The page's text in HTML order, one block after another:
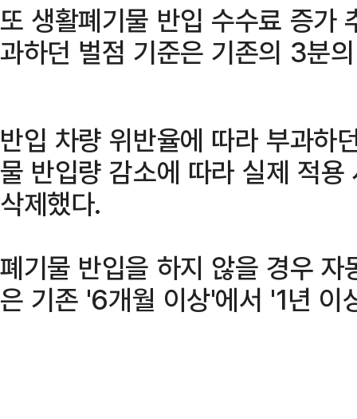
또 생활폐기물 반입 수수료 증가
과하던 벌점 기준은 기존의 3분
반입 차량 위반율에 따라 부과하
물 반입량 감소에 따라 실제 적
삭제했다.
폐기물 반입을 하지 않을 경우
은 기존 '6개월 이상'에서 '1년 이